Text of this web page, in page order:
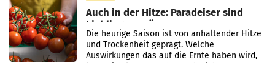
Auch in der Hitze: Paradeiser sind
Lieblingsgemüse
Die heurige Saison ist von anhaltender Hitze
und Trockenheit geprägt. Welche
Auswirkungen das auf die Ernte haben wird,